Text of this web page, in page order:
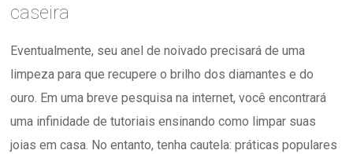
caseira
Eventualmente, seu anel de noivado precisará de uma
limpeza para que recupere o brilho dos diamantes e do
ouro. Em uma breve pesquisa na internet, você encontrará
uma infinidade de tutoriais ensinando como limpar suas
joias em casa. No entanto, tenha cautela: práticas populares